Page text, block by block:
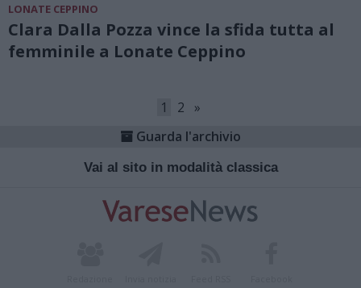
LONATE CEPPINO
Clara Dalla Pozza vince la sfida tutta al
femminile a Lonate Ceppino
1 2
»
Guarda l'archivio
Vai al sito in modalità classica